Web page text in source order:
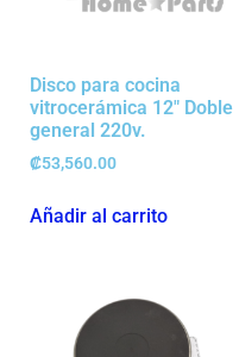
Disco para cocina
vitrocerámica 12″ Doble
general 220v.
₡53,560.00
Añadir al carrito